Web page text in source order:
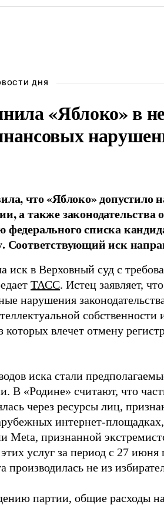
ДНЯ
«Яблоко» в
что «Яблоко» допустило
а также законодательства
федерального списка
Соответствующий иск
иск в Верховный суд с
ТАСС. Истец заявляет,
нарушения
влечет отмену
иска стали
В «Родине» считают, что
через ресурсы лиц,
интернет-
Meta, признанной
услуг за период с 27
производилась не из
партии, общие расходы